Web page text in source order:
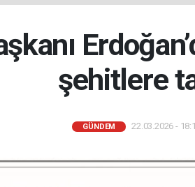
şehitlere
GÜNDEM 22.03.2026 -